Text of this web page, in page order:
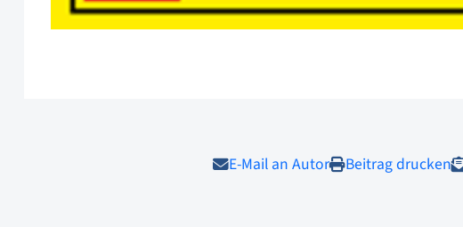
E-Mail an Autor Beitrag drucken